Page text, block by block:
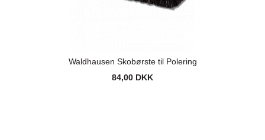
Waldhausen Skobørste til Polering
84,00 DKK